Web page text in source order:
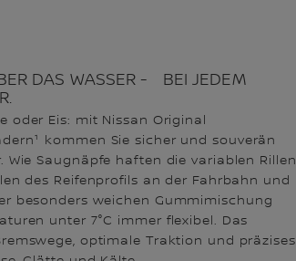
DAS WASSER - BEI JEDEM
oder Eis: mit Nissan Original
kommen Sie sicher und souverän
Wie Saugnäpfe haften die variablen Rillen
des Reifenprofils an der Fahrbahn und
besonders weichen Gummimischung
unter 7°C immer flexibel. Das
optimale Traktion und präzises